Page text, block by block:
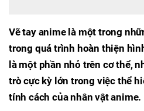
Vẽ tay anime là một trong
trong quá trình hoàn thiện
là một phần nhỏ trên cơ thể,
trò cực kỳ lớn trong việc thể
tính cách của nhân vật anime.